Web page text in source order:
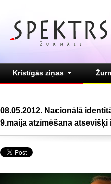
Kristīgās ziņas
08.05.2012. Nacionālā
9.maija atzīmēšana